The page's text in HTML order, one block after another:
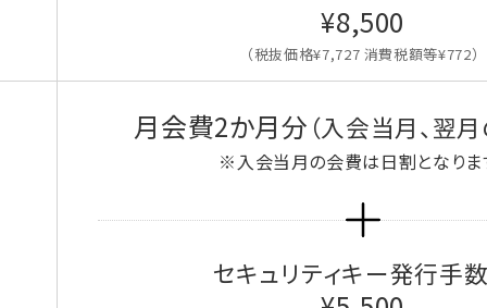
¥8,500
（税抜価格¥7,727 消費税額等¥772）
月会費2か月分 （入会当月、翌
※入会当月の会費は日割となりま
セキュリティキー発行手